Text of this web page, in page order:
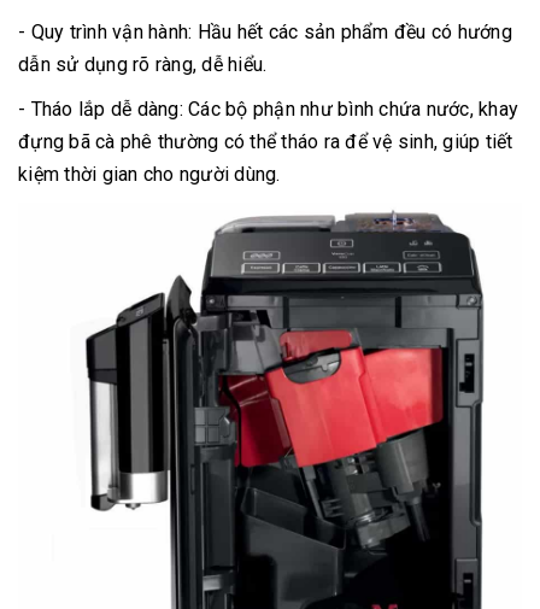
- Quy trình vận hành: Hầu hết các sản phẩm đều có hướng
dẫn sử dụng rõ ràng, dễ hiểu.
- Tháo lắp dễ dàng: Các bộ phận như bình chứa nước, khay
đựng bã cà phê thường có thể tháo ra để vệ sinh, giúp tiết
kiệm thời gian cho người dùng.